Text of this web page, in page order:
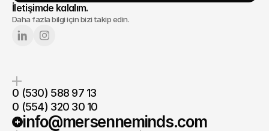
İletişimde kalalım.
Daha fazla bilgi için bizi takip edin.
0 (530) 588 97 13
0 (554) 320 30 10
info@mersenneminds.com